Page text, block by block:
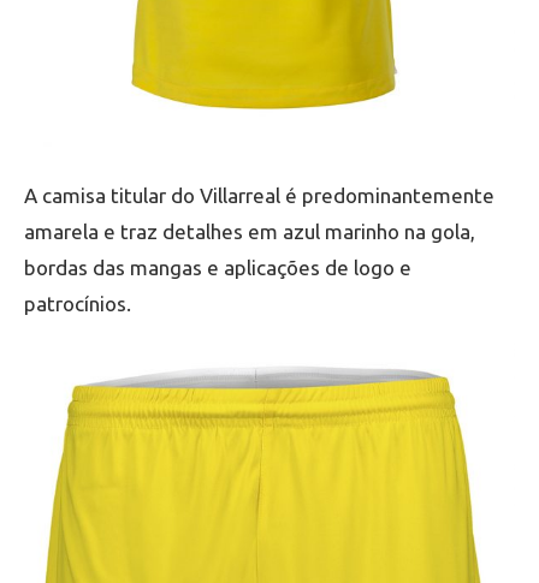
A camisa titular do Villarreal é predominantemente
amarela e traz detalhes em azul marinho na gola,
bordas das mangas e aplicações de logo e
patrocínios.